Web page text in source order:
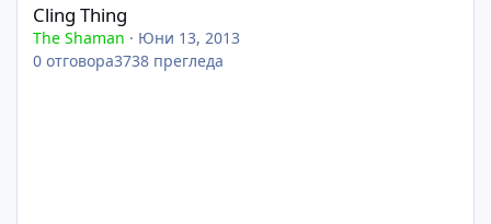
Cling Thing
The Shaman · Юни 13, 2013
0 отговора3738 прегледа